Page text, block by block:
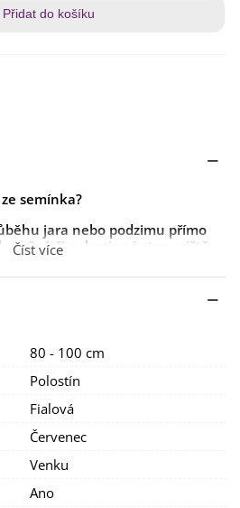
Přidat do košíku
semínka?
jara nebo podzimu přímo
či polostinné stanoviště
na pěstování
Číst více
80 - 100 cm
Polostín
Fialová
Červenec
Venku
Ano